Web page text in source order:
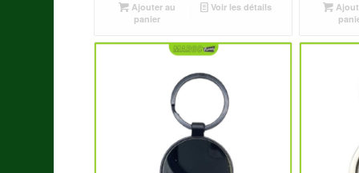
était :
د.م.40.00.
د.م.35.00.
Ajouter au
panier
Voir les détails